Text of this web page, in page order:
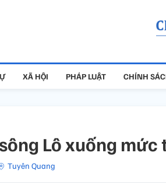
XÃ HỘI PHÁP LUẬT CHÍNH
Lô xuống mức
Tuyên Quang